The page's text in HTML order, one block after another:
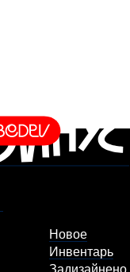
Новое
Инвентарь
Задизайнено